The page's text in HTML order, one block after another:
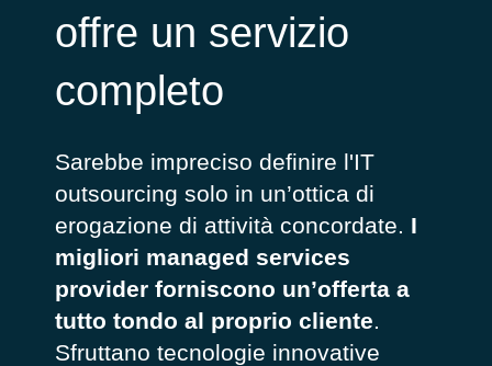
offre un servizio
completo
Sarebbe impreciso definire l'IT
outsourcing solo in un’ottica di
erogazione di attività concordate. I
migliori managed services
provider forniscono un’offerta a
tutto tondo al proprio cliente
Sfruttano tecnologie innovative